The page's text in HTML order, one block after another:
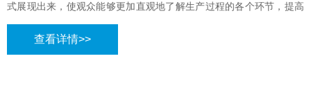
式展现出来，使观众能够更加直观地了解生产过程的各个环节，提高
展示效果和观众的理解度，更好地满足市场需求，为企业带来更大的
商业机会。随着技术的不断进步和应用领域的不断拓展，化工三维动
查看详情>>